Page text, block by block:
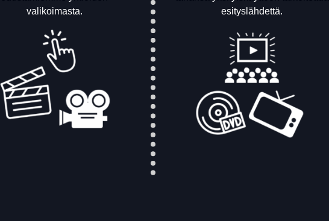
valikoimasta.
esityslähdettä.